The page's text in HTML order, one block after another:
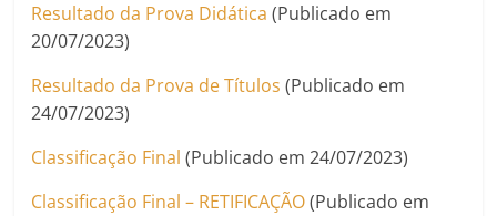
Resultado da Prova Didática (Publicado em
20/07/2023)
Resultado da Prova de Títulos (Publicado em
24/07/2023)
Classificação Final (Publicado em 24/07/2023)
Classificação Final – RETIFICAÇÃO(Publicado em